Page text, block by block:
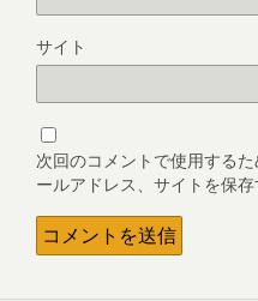
サイト
次回のコメントで使用する
ールアドレス、サイトを保存